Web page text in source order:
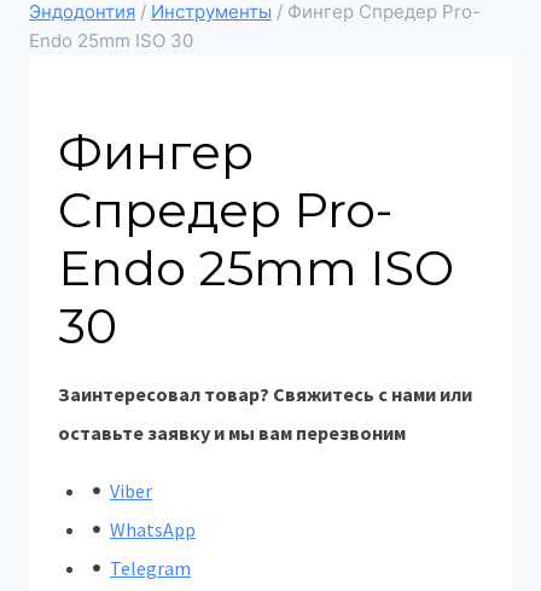
Эндодонтия / Инструменты / Фингер Спредер Pro-
Endo 25mm ISO 30
Фингер
Спредер Pro-
Endo 25mm ISO
30
Заинтересовал товар? Свяжитесь с нами или
оставьте заявку и мы вам перезвоним
Viber
WhatsApp
Telegram